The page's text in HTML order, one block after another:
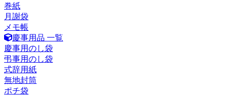
巻紙
月謝袋
メモ帳
慶事用品 一覧
慶事用のし袋
弔事用のし袋
式辞用紙
無地封筒
ポチ袋